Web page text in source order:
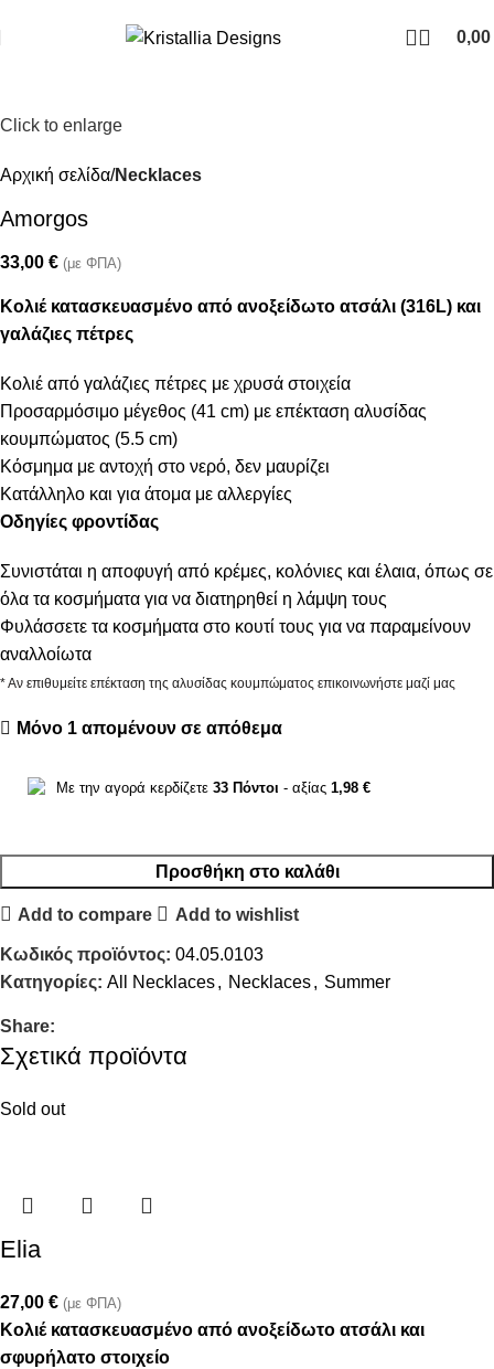
0,00
Click to enlarge
Αρχική σελίδα Necklaces
Amorgos
33,00 € (με ΦΠΑ)
Κολιέ κατασκευασμένο από ανοξείδωτο ατσάλι (316L) και
γαλάζιες πέτρες
Κολιέ από γαλάζιες πέτρες με χρυσά στοιχεία
Προσαρμόσιμο μέγεθος (41 cm) με επέκταση αλυσίδας
κουμπώματος (5.5 cm)
Κόσμημα με αντοχή στο νερό, δεν μαυρίζει
Κατάλληλο και για άτομα με αλλεργίες
Οδηγίες φροντίδας
Συνιστάται η αποφυγή από κρέμες, κολόνιες και έλαια, όπως σε
όλα τα κοσμήματα για να διατηρηθεί η λάμψη τους
Φυλάσσετε τα κοσμήματα στο κουτί τους για να παραμείνουν
αναλλοίωτα
* Αν επιθυμείτε επέκταση της αλυσίδας κουμπώματος επικοινωνήστε μαζί μας
Μόνο 1 απομένουν σε απόθεμα
Με την αγορά κερδίζετε 33 Πόντοι - αξίας 1,98 €
Προσθήκη στο καλάθι
Add to compare Add to wishlist
Κωδικός προϊόντος: 04.05.0103
Κατηγορίες: All Necklaces, Necklaces, Summer
Share:
Σχετικά προϊόντα
Sold out
Elia
27,00 € (με ΦΠΑ)
Κολιέ κατασκευασμένο από ανοξείδωτο ατσάλι και
σφυρήλατο στοιχείο